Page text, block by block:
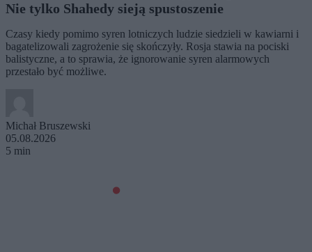
Nie tylko Shahedy sieją spustoszenie
Czasy kiedy pomimo syren lotniczych ludzie siedzieli w kawiarni i
bagatelizowali zagrożenie się skończyły. Rosja stawia na pociski
balistyczne, a to sprawia, że ignorowanie syren alarmowych
przestało być możliwe.
Michał Bruszewski
05.08.2026
5 min